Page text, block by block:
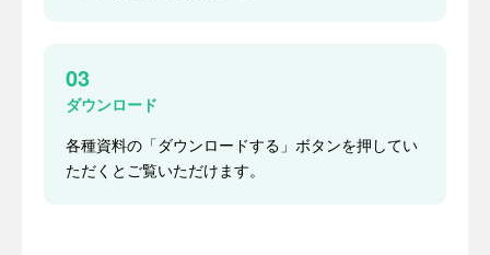
03
ダウンロード
各種資料の「ダウンロードする」ボタンを押してい
ただくとご覧いただけます。